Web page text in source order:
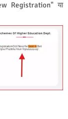
Registration" या